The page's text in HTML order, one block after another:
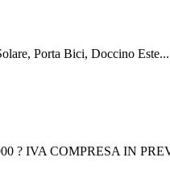
Porta Bici, Doccino Este...
? IVA COMPRESA IN